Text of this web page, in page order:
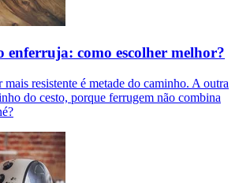
como escolher melhor?
resistente é metade do caminho. A outra
do cesto, porque ferrugem não combina